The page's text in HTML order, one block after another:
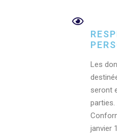
Les
seront
janvier